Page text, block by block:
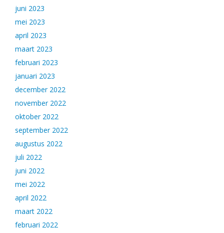
juni 2023
mei 2023
april 2023
maart 2023
februari 2023
januari 2023
december 2022
november 2022
oktober 2022
september 2022
augustus 2022
juli 2022
juni 2022
mei 2022
april 2022
maart 2022
februari 2022